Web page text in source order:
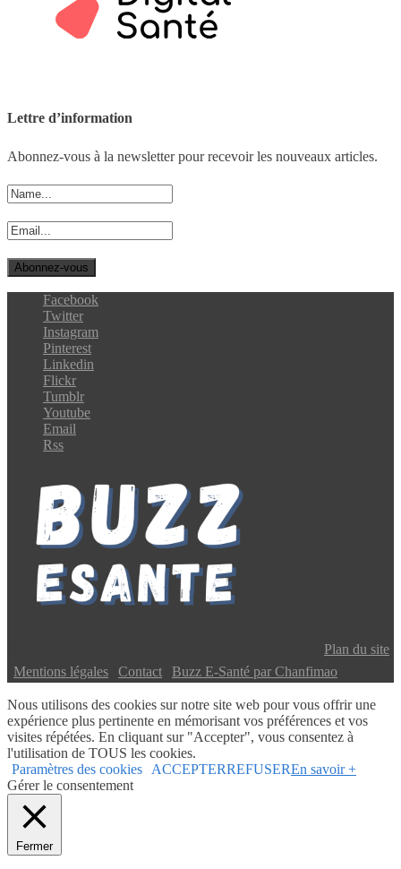
Lettre d’information
Abonnez-vous à la newsletter pour recevoir les nouveaux articles.
Facebook
Twitter
Instagram
Pinterest
Linkedin
Flickr
Tumblr
Youtube
Email
Rss
Plan du site
Mentions légales Contact Buzz E-Santé par Chanfimao
Nous utilisons des cookies sur notre site web pour vous offrir une
expérience plus pertinente en mémorisant vos préférences et vos
visites répétées. En cliquant sur "Accepter", vous consentez à
l'utilisation de TOUS les cookies.
Paramètres des cookies ACCEPTERREFUSEREn savoir +
Gérer le consentement
Fermer